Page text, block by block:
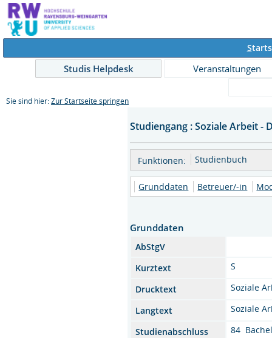
S
Studis Helpdesk
Veranstaltungen
Sie sind hier: Zur Startseite springen
Studiengang : Soziale Arbeit -
Funktionen: Studienbuch
Grunddaten Betreuer/-in
Grunddaten
AbStgV
Kurztext
S
Drucktext
Soziale
Langtext
Soziale
Studienabschluss
84